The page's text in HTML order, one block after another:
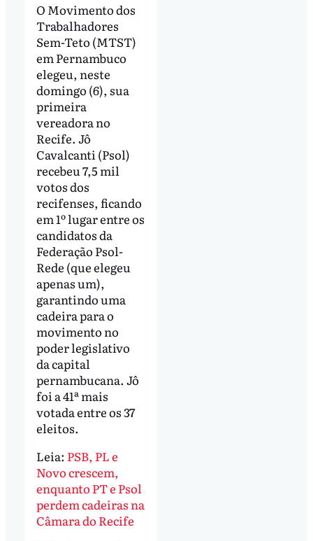
O Movimento dos
Trabalhadores
Sem-Teto (MTST)
em Pernambuco
elegeu, neste
domingo (6), sua
primeira
vereadora no
Recife. Jô
Cavalcanti (Psol)
recebeu 7,5 mil
votos dos
recifenses, ficando
em 1º lugar entre os
candidatos da
Federação Psol-
Rede (que elegeu
apenas um),
garantindo uma
cadeira para o
movimento no
poder legislativo
da capital
pernambucana. Jô
foi a 41ª mais
votada entre os 37
eleitos.
Leia: PSB, PL e
Novo crescem,
enquanto PT e Psol
perdem cadeiras na
Câmara do Recife